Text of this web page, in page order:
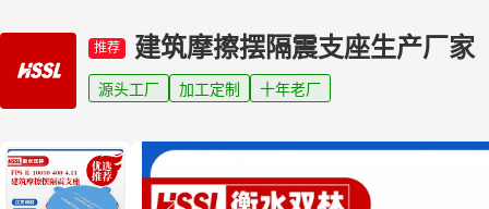
推荐 建筑摩擦摆隔震支座生产厂家
源头工厂 加工定制 十年老厂